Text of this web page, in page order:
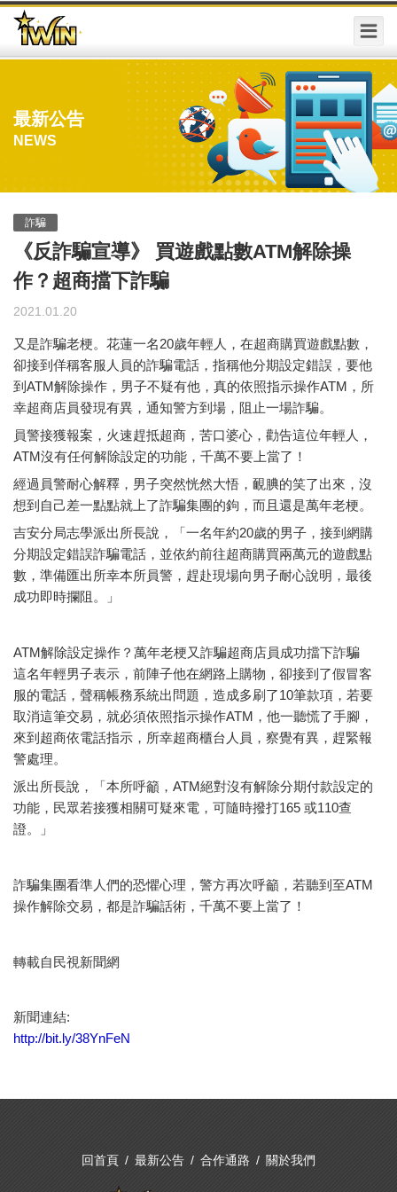
最新公告
NEWS
詐騙
《反詐騙宣導》 買遊戲點數ATM解除操
作？超商擋下詐騙
2021.01.20
又是詐騙老梗。花蓮一名20歲年輕人，在超商購買遊戲點數，
卻接到佯稱客服人員的詐騙電話，指稱他分期設定錯誤，要他
到ATM解除操作，男子不疑有他，真的依照指示操作ATM，所
幸超商店員發現有異，通知警方到場，阻止一場詐騙。
員警接獲報案，火速趕抵超商，苦口婆心，勸告這位年輕人，
ATM沒有任何解除設定的功能，千萬不要上當了！
經過員警耐心解釋，男子突然恍然大悟，靦腆的笑了出來，沒
想到自己差一點點就上了詐騙集團的鉤，而且還是萬年老梗。
吉安分局志學派出所長說，「一名年約20歲的男子，接到網購
分期設定錯誤詐騙電話，並依約前往超商購買兩萬元的遊戲點
數，準備匯出所幸本所員警，趕赴現場向男子耐心說明，最後
成功即時攔阻。」
ATM解除設定操作？萬年老梗又詐騙超商店員成功擋下詐騙
這名年輕男子表示，前陣子他在網路上購物，卻接到了假冒客
服的電話，聲稱帳務系統出問題，造成多刷了10筆款項，若要
取消這筆交易，就必須依照指示操作ATM，他一聽慌了手腳，
來到超商依電話指示，所幸超商櫃台人員，察覺有異，趕緊報
警處理。
派出所長說，「本所呼籲，ATM絕對沒有解除分期付款設定的
功能，民眾若接獲相關可疑來電，可隨時撥打165 或110查
證。」
詐騙集團看準人們的恐懼心理，警方再次呼籲，若聽到至ATM
操作解除交易，都是詐騙話術，千萬不要上當了！
轉載自民視新聞網
新聞連結:
http://bit.ly/38YnFeN
回首頁 最新公告 合作通路 關於我們